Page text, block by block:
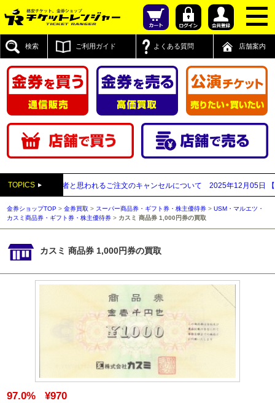
検索 ご利用ガイド よくある質問 店舗案内
TOPICS
い買取業者と思われるご注文のキャンセルについて 2025年12月05日 【2025
金券ショップTOP >金券買取 > スーパー商品券・ギフト券・株主優待券 >USM・マルエツ・
カスミ商品券・ギフト券・株主優待券 > カスミ 商品券 1,000円券の買取
カスミ 商品券 1,000円券の買取
97.0% ¥970